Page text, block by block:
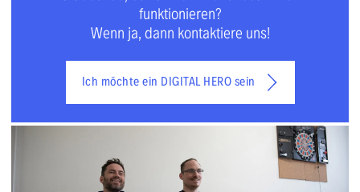
funktionieren?
Wenn ja, dann kontaktiere uns!
Ich möchte ein DIGITAL HERO sein